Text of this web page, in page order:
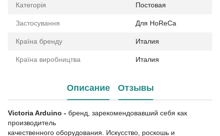
Категорія Постовая
Застосування Для HoReCa
Країна бренду Италия
Країна виробництва Италия
Описание Отзывы
Victoria Arduino - бренд, зарекомендовавший себя как
производитель
качественного оборудования. Искусство, роскошь и